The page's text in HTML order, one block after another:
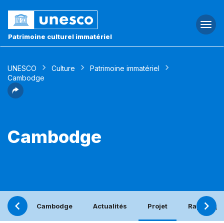
Patrimoine culturel immatériel
UNESCO Culture
Patrimoine immatériel
Cambodge
Cambodge
Cambodge Actualités Projet Rapport